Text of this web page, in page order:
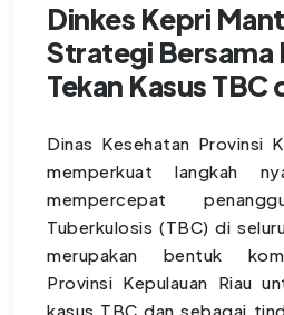
Dinkes Kepri
Strategi Bersama
Tekan Kasus TBC
Dinas Kesehatan Provinsi
memperkuat langkah
mempercepat
Tuberkulosis (TBC) di
merupakan bentuk
Provinsi Kepulauan Riau
kasus TBC dan sebagai